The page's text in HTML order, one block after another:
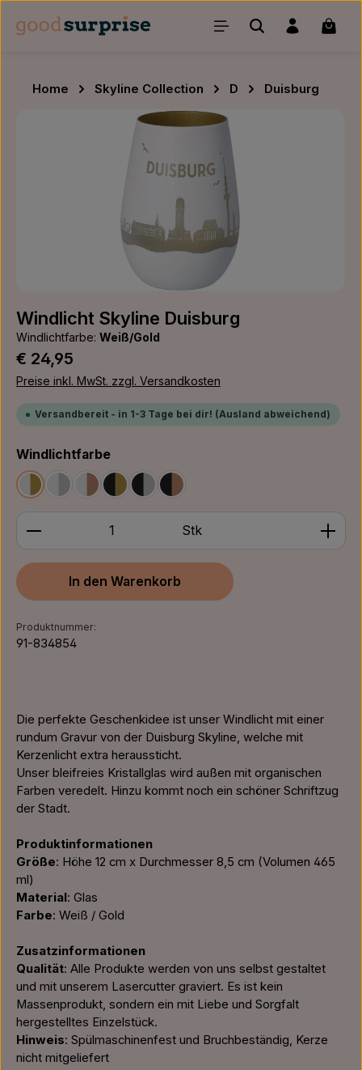
Zum Hauptinhalt springen
Home Skyline Collection D
Duisburg
Bildergalerie überspringen
Windlicht Skyline Duisburg
Windlichtfarbe: Weiß/Gold
Regulärer Preis:
€ 24,95
Preise inkl. MwSt. zzgl. Versandkosten
Versandbereit - in 1-3 Tage bei dir! (Ausland abweichend)
Windlichtfarbeauswählen
Weiß/GoldWeiß/Silber
Weiß/Bronze
Schwarz/Gold
Schwarz/Silber
Schwarz/Bronze
Produkt Anzahl: Gib den gewünschten Wert ein
Stk
In den Warenkorb
Produktnummer:
91-834854
Die perfekte Geschenkidee ist unser Windlicht mit einer
rundum Gravur von der Duisburg Skyline, welche mit
Kerzenlicht extra heraussticht.
Unser bleifreies Kristallglas wird außen mit organischen
Farben veredelt. Hinzu kommt noch ein schöner Schriftzug
der Stadt.
Produktinformationen
Größe: Höhe 12 cm x Durchmesser 8,5 cm (Volumen 465
ml)
Material: Glas
Farbe: Weiß / Gold
Zusatzinformationen
Qualität: Alle Produkte werden von uns selbst gestaltet
und mit unserem Lasercutter graviert. Es ist kein
Massenprodukt, sondern ein mit Liebe und Sorgfalt
hergestelltes Einzelstück.
Hinweis: Spülmaschinenfest und Bruchbeständig, Kerze
nicht mitgeliefert